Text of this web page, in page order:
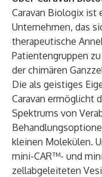
Caravan Biologix ist
Unternehmen, das
therapeutische
Patientengruppen
der chimären
Die als geistiges
Caravan ermöglicht
Spektrums von
kleinen Molekülen.
mini-CAR™- und
zellabgeleiteten